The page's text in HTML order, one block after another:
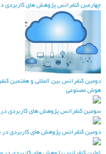
کنفرانس پژوهش های کاربردی در
کنفرانس بین المللی و هفتمین
مصنوعی
کنفرانس پژوهش های کاربردی در
کنفرانس پژوهش های کاربردی در